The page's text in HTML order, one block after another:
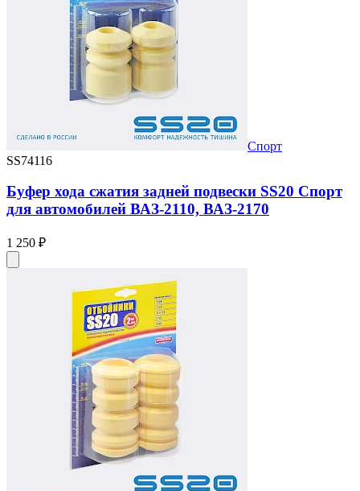
Спорт
SS74116
Буфер хода сжатия задней подвески SS20 Спорт
для автомобилей ВАЗ-2110, ВАЗ-2170
1 250 ₽